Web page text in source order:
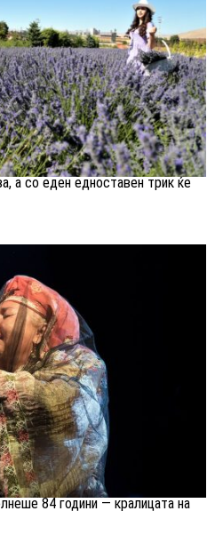
а со еден едноставен трик ќе
84 години — кралицата на